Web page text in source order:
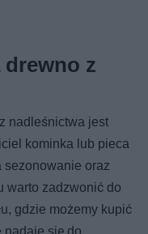
drewno z
nadleśnictwa jest
kominka lub pieca
sezonowanie oraz
warto zadzwonić do
gdzie możemy kupić